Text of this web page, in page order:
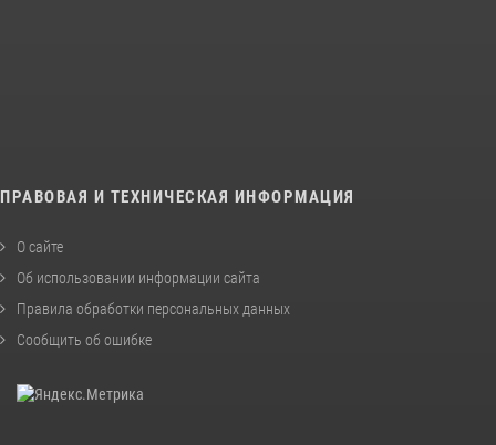
ПРАВОВАЯ И ТЕХНИЧЕСКАЯ ИНФОРМАЦИЯ
О сайте
Об использовании информации сайта
Правила обработки персональных данных
Сообщить об ошибке